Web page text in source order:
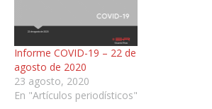
Informe COVID-19 – 22 de
agosto de 2020
23 agosto, 2020
En "Artículos periodísticos"